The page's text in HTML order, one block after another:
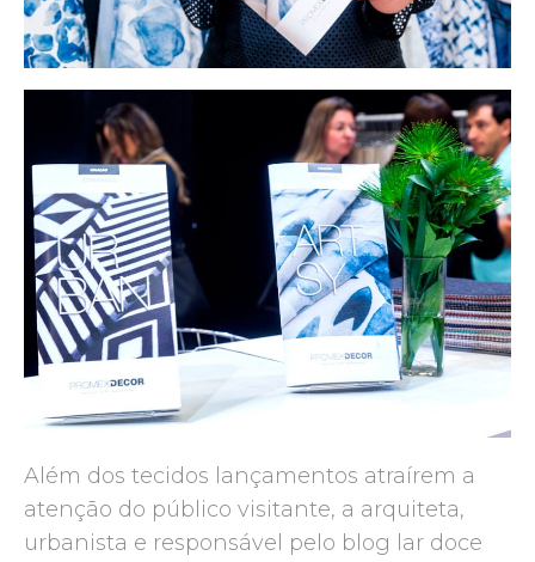
Além dos tecidos lançamentos atraírem a
atenção do público visitante, a arquiteta,
urbanista e responsável pelo blog lar doce